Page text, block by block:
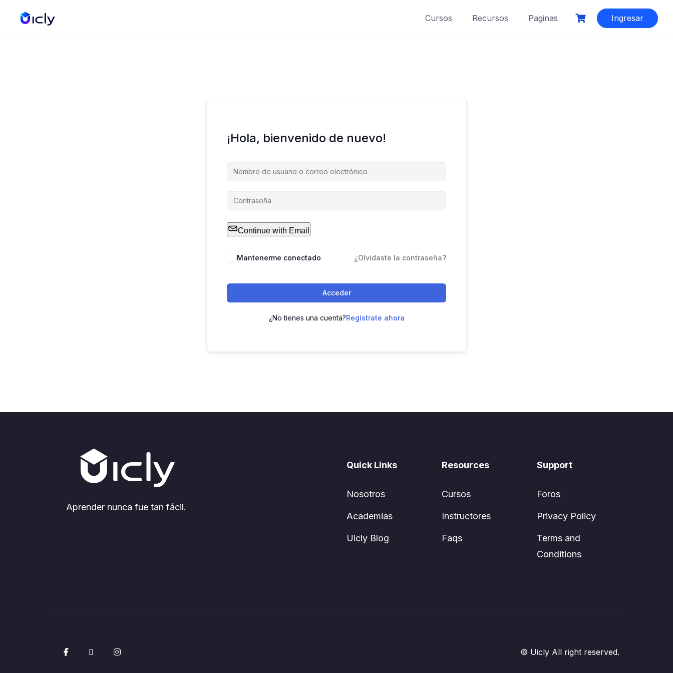
Cursos Recursos Paginas Ingresar
¡Hola, bienvenido de nuevo!
Continue with Email
Mantenerme conectado ¿Olvidaste la contraseña?
Acceder
¿No tienes una cuenta?Regístrate ahora
Aprender nunca fue tan fácil.
Quick Links
Nosotros
Academias
Uicly Blog
Resources
Cursos
Instructores
Faqs
Support
Foros
Privacy Policy
Terms and
Conditions
© Uicly All right reserved.